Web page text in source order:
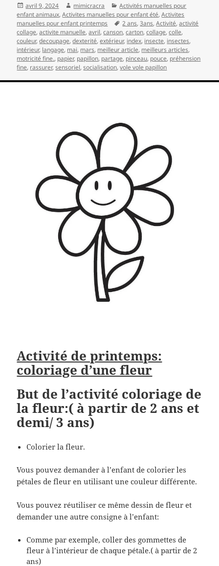
Publié
le
avril 9, 2024 Auteur
mimicracra Catégories
Activités manuelles pour
enfant animaux,Activites manuelles pour enfant été,Activites
manuelles pour enfant printemps
Mots-
clés
2 ans,3ans,Activité,activité
collage,activite manuelle,avril,canson,carton,collage,colle,
couleur,decoupage,dexterité,extérieur, index, insecte, insectes,
intérieur, langage, mai, mars, meilleur article, meilleurs articles,
motricité fine., papier, papillon, partage, pinceau, pouce, préhension
fine, rassurer,sensoriel,socialisation,vole vole papillon
Activité de printemps:
coloriage d’une fleur
But de l’activité coloriage de
la fleur:( à partir de 2 ans et
demi/ 3 ans)
Colorier la fleur.
Vous pouvez demander à l’enfant de colorier les
pétales de fleur en utilisant une couleur différente.
Vous pouvez réutiliser ce même dessin de fleur et
demander une autre consigne à l’enfant:
Comme par exemple, coller des gommettes de
fleur à l’intérieur de chaque pétale.( à partir de 2
ans)